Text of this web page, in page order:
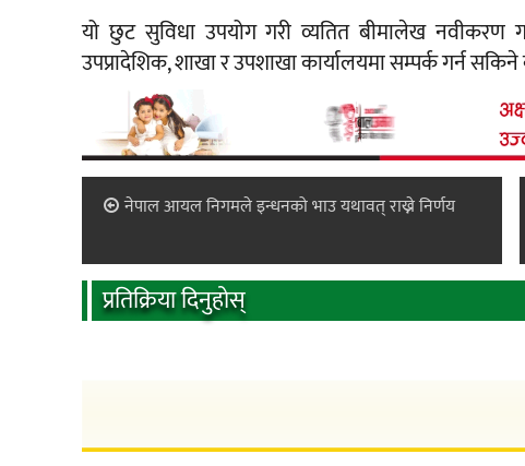
यो छुट सुविधा उपयोग गरी व्यतित बीमालेख नवीकरण
उपप्रादेशिक, शाखा र उपशाखा कार्यालयमा सम्पर्क गर्न
नेपाल आयल निगमले इन्धनको भाउ यथावत् राख्ने निर्णय
प्रतिक्रिया दिनुहोस्